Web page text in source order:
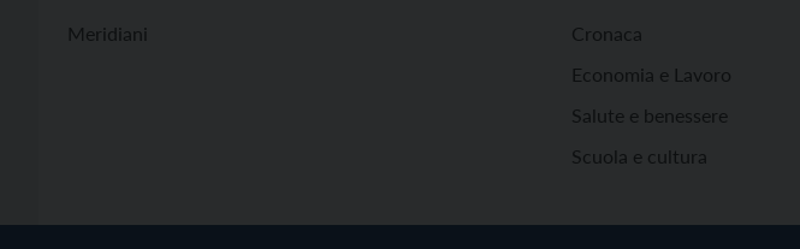
Meridiani
Cronaca
Economia e Lavoro
Salute e benessere
Scuola e cultura